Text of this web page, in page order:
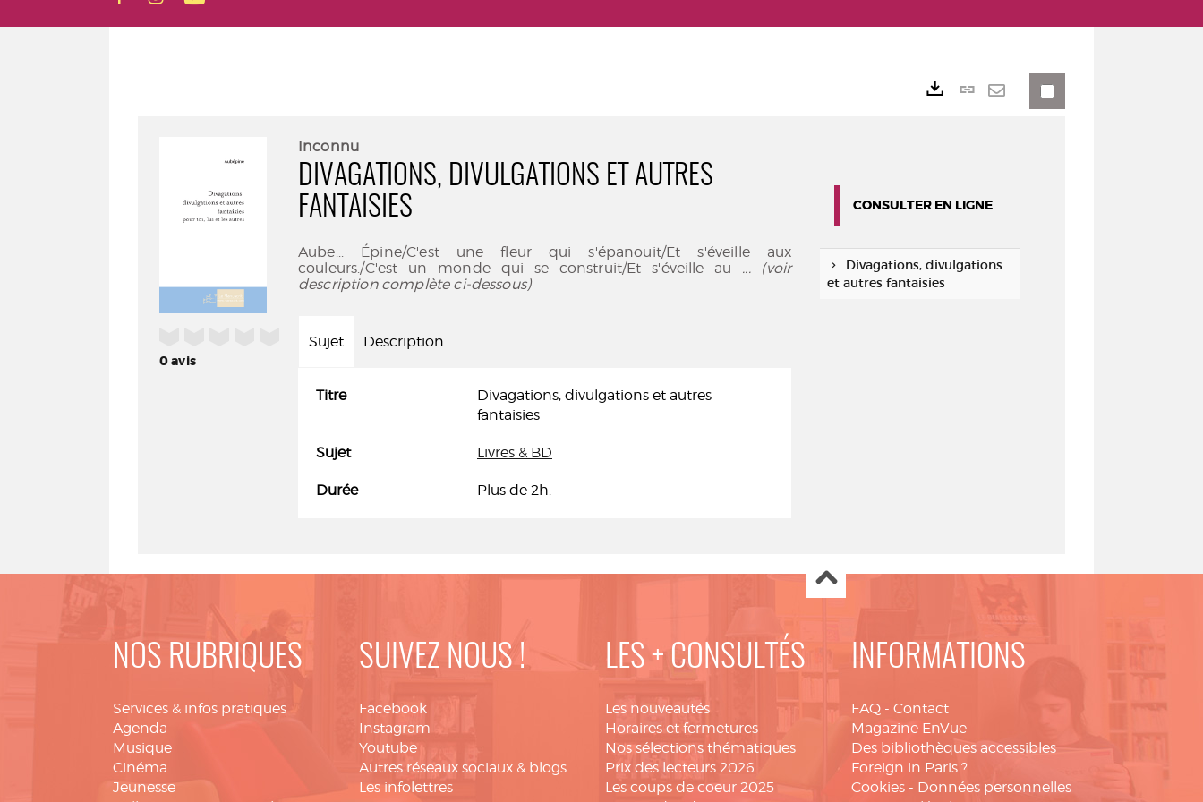
0avis
Inconnu
DIVAGATIONS, DIVULGATIONS ET AUTRES
FANTAISIES
Aube... Épine/C'est une fleur qui s'épanouit/Et s'éveille aux
couleurs./C'est un monde qui se construit/Et s'éveille au ... (voir
description complète ci-dessous)
Sujet Description
Titre
Divagations, divulgations et autres
fantaisies
Sujet Livres & BD
Durée Plus de 2h.
Lien
CONSULTER EN LIGNE
Divagations, divulgations
et autres fantaisies
NOS RUBRIQUES
Services & infos pratiques
Agenda
Musique
Cinéma
Jeunesse
SUIVEZ NOUS !
Facebook
Instagram
Youtube
Autres réseaux sociaux & blogs
Les infolettres
LES + CONSULTÉS
Les nouveautés
Horaires et fermetures
Nos sélections thématiques
Prix des lecteurs 2026
Les coups de coeur 2025
INFORMATIONS
FAQ - Contact
Magazine EnVue
Des bibliothèques accessibles
Foreign in Paris ?
Cookies - Données personnelles